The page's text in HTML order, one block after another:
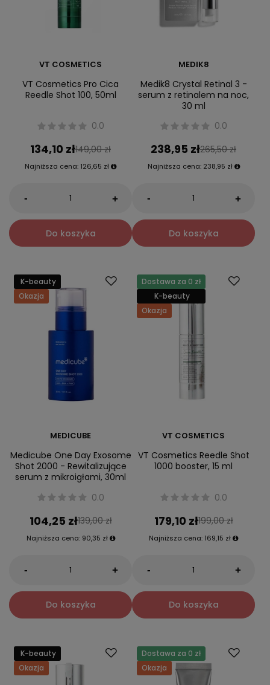
VT COSMETICS
VT Cosmetics Pro Cica
Reedle Shot 100, 50ml
0.0
134,10 zł149,00 zł
Najniższa cena: 126,65 zł
- +
Do koszyka
MEDIK8
Medik8 Crystal Retinal 3 -
serum z retinalem na noc,
30 ml
0.0
238,95 zł265,50 zł
Najniższa cena: 238,95 zł
- +
Do koszyka
K-beauty
Okazja
MEDICUBE
Medicube One Day Exosome
Shot 2000 - Rewitalizujące
serum z mikroigłami, 30ml
0.0
104,25 zł139,00 zł
Najniższa cena: 90,35 zł
- +
Do koszyka
Dostawa za 0 zł
K-beauty
Okazja
VT COSMETICS
VT Cosmetics Reedle Shot
1000 booster, 15 ml
0.0
179,10 zł199,00 zł
Najniższa cena: 169,15 zł
- +
Do koszyka
K-beauty
Okazja
Dostawa za 0 zł
Okazja